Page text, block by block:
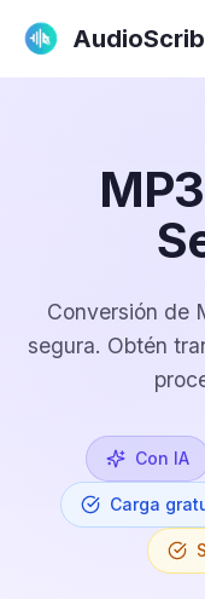
Conversión de
segura. Obtén
Con IA
Carga